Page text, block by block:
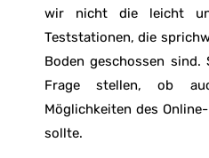
wir nicht die leicht
Teststationen, die
Boden geschossen
Frage stellen, ob
Möglichkeiten des
sollte.